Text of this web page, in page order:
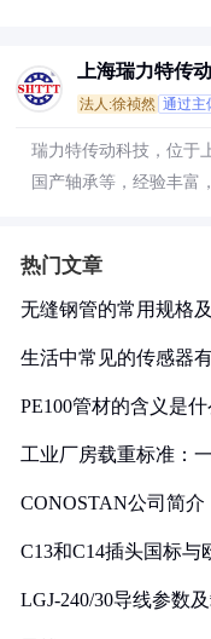
上海瑞力特传
法人:徐祯然 通过主
瑞力特传动科技，位于
国产轴承等，经验丰富
热门文章
无缝钢管的常用规格
生活中常见的传感器
PE100管材的含义是什
工业厂房载重标准：
CONOSTAN公司简介
C13和C14插头国标
LGJ-240/30导线参数